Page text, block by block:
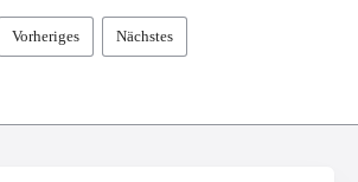
Vorheriges Nächstes